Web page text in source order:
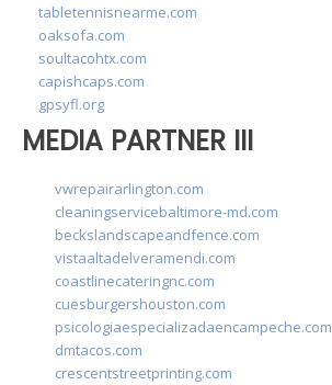
tabletennisnearme.com
oaksofa.com
soultacohtx.com
capishcaps.com
gpsyfl.org
MEDIA PARTNER III
vwrepairarlington.com
cleaningservicebaltimore-md.com
beckslandscapeandfence.com
vistaaltadelveramendi.com
coastlinecateringnc.com
cuesburgershouston.com
psicologiaespecializadaencampeche.com
dmtacos.com
crescentstreetprinting.com